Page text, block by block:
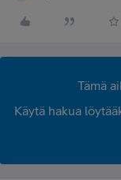
Tämä
Käytä hakua